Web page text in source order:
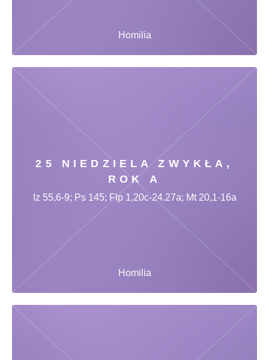
Homilia
25 NIEDZIELA ZWYKŁA,
ROK A
Homilia
Iz 55,6-9; Ps 145; Flp 1,20c-24.27a; Mt 20,1-16a